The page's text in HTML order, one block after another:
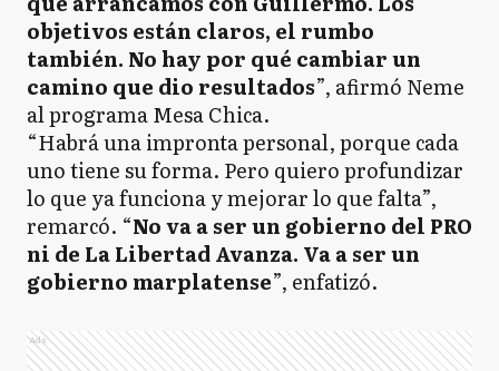
objetivos están claros, el rumbo
también. No hay por qué cambiar un
camino que dio resultados”, afirmó Neme
al programa Mesa Chica.
“Habrá una impronta personal, porque cada
uno tiene su forma. Pero quiero profundizar
lo que ya funciona y mejorar lo que falta”,
remarcó. “No va a ser un gobierno del PRO
ni de La Libertad Avanza. Va a ser un
gobierno marplatense”, enfatizó.
Ads